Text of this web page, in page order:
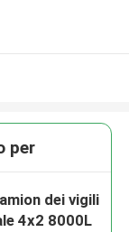
per
dei vigili
4x2 8000L